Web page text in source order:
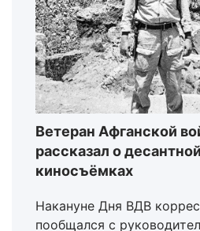
Ветеран Афганской
рассказал о
киносъёмках
Накануне Дня ВДВ
пообщался с